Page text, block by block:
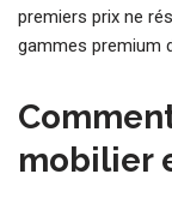
premiers prix ne
gammes premium
mobilier